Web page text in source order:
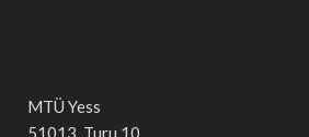
MTÜ Yess
51013, Turu 10